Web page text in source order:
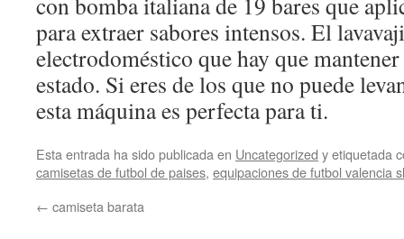
para extraer sabores intensos. El
electrodoméstico que hay que
estado. Si eres de los que no puede
esta máquina es perfecta para ti.
Esta entrada ha sido publicada en Uncategorized y etiquetada
camisetas de futbol de paises, equipaciones de futbol valencia sl
← camiseta barata